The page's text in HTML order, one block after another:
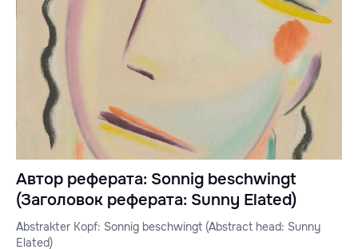
Автор реферата: Sonnig beschwingt
(Заголовок реферата: Sunny Elated)
Abstrakter Kopf: Sonnig beschwingt (Abstract head: Sunny
Elated)